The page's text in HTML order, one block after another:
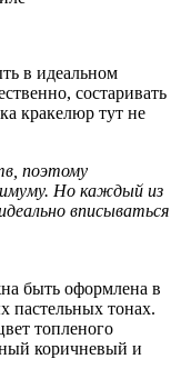
в идеальном
состаривать
кракелюр тут не
поэтому
Но каждый из
вписываться
быть оформлена в
пастельных тонах.
топленого
коричневый и